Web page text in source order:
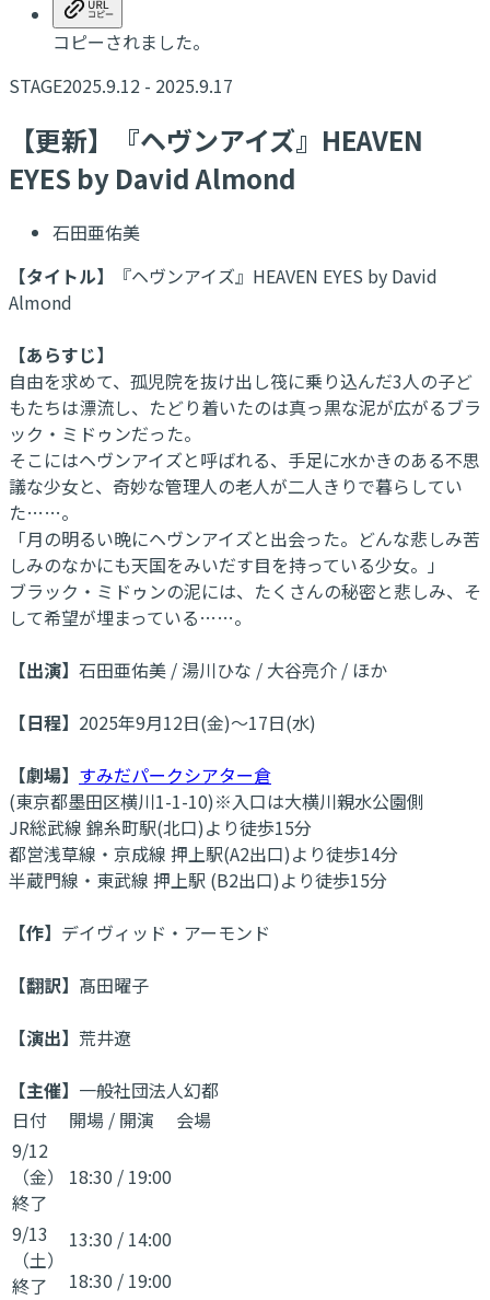
コピーされました。
STAGE2025.9.12 - 2025.9.17
【更新】『ヘヴンアイズ』HEAVEN
EYES by David Almond
石田亜佑美
【タイトル】
『ヘヴンアイズ』HEAVEN EYES by David
Almond
【あらすじ】
自由を求めて、孤児院を抜け出し筏に乗り込んだ3人の子ど
もたちは漂流し、たどり着いたのは真っ黒な泥が広がるブラ
ック・ミドゥンだった。
そこにはヘヴンアイズと呼ばれる、手足に水かきのある不思
議な少女と、奇妙な管理人の老人が二人きりで暮らしてい
た……。
「月の明るい晩にヘヴンアイズと出会った。どんな悲しみ苦
しみのなかにも天国をみいだす目を持っている少女。」
ブラック・ミドゥンの泥には、たくさんの秘密と悲しみ、そ
して希望が埋まっている……。
【出演】 石田亜佑美 / 湯川ひな / 大谷亮介 / ほか
【日程】 2025年9月12日(金)～17日(水)
【劇場】 すみだパークシアター倉
(東京都墨田区横川1-1-10)※入口は大横川親水公園側
JR総武線 錦糸町駅(北口)より徒歩15分
都営浅草線・京成線 押上駅(A2出口)より徒歩14分
半蔵門線・東武線 押上駅 (B2出口)より徒歩15分
【作】 デイヴィッド・アーモンド
【翻訳】 髙田曜子
【演出】 荒井遼
【主催】 一般社団法人幻都
日付
開場 / 開演
会場
9/12
（金）
終了
18:30 / 19:00
9/13
（土）
終了
13:30 / 14:00
18:30 / 19:00